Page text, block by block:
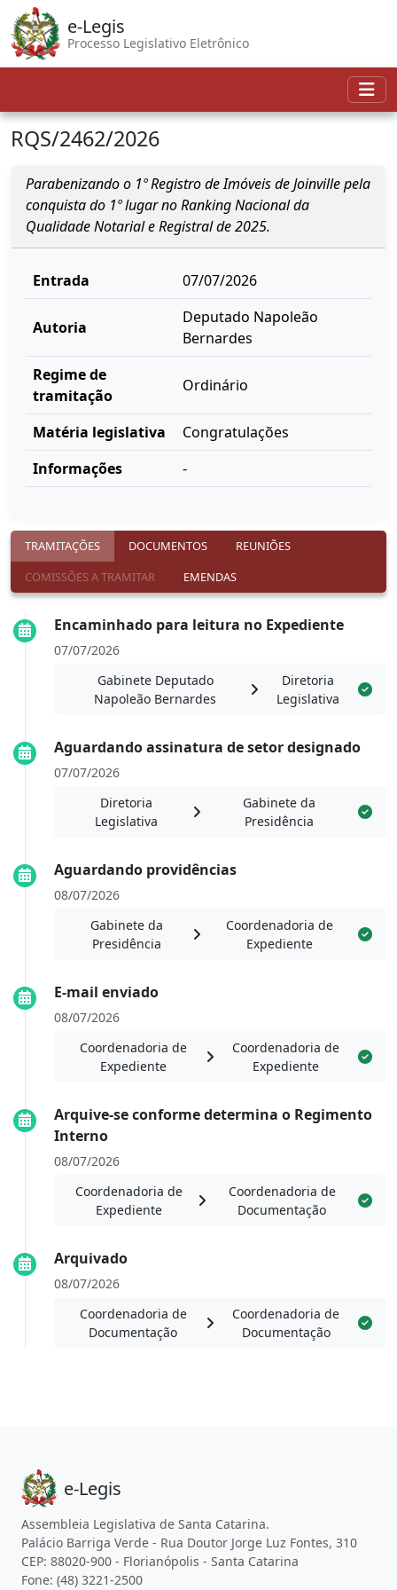
e-Legis
Processo Legislativo Eletrônico
RQS/2462/2026
Parabenizando o 1º Registro de Imóveis de Joinville pela
conquista do 1º lugar no Ranking Nacional da
Qualidade Notarial e Registral de 2025.
Entrada 07/07/2026
Autoria
Deputado Napoleão
Bernardes
Regime de
tramitação
Ordinário
Matéria legislativa
Congratulações
Informações
-
TRAMITAÇÕES DOCUMENTOS
REUNIÕES
COMISSÕES A TRAMITAR
EMENDAS
Encaminhado para leitura no Expediente
07/07/2026
Gabinete Deputado
Napoleão Bernardes
Diretoria
Legislativa
Aguardando assinatura de setor designado
07/07/2026
Diretoria
Legislativa
Gabinete da
Presidência
Aguardando providências
08/07/2026
Gabinete da
Presidência
Coordenadoria de
Expediente
E-mail enviado
08/07/2026
Coordenadoria de
Expediente
Coordenadoria de
Expediente
Arquive-se conforme determina o Regimento
Interno
08/07/2026
Coordenadoria de
Expediente
Coordenadoria de
Documentação
Arquivado
08/07/2026
Coordenadoria de
Documentação
Coordenadoria de
Documentação
e-Legis
Assembleia Legislativa de Santa Catarina.
Palácio Barriga Verde - Rua Doutor Jorge Luz Fontes, 310
CEP: 88020-900 - Florianópolis - Santa Catarina
Fone: (48) 3221-2500